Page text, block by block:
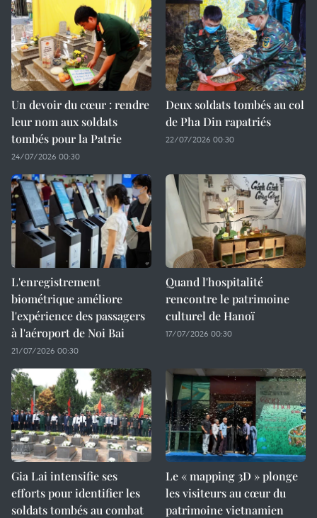
Un devoir du cœur : rendre
leur nom aux soldats
tombés pour la Patrie
24/07/2026 00:30
Deux soldats tombés au col
de Pha Din rapatriés
22/07/2026 00:30
L'enregistrement
biométrique améliore
l'expérience des passagers
à l'aéroport de Noi Bai
21/07/2026 00:30
Quand l'hospitalité
rencontre le patrimoine
culturel de Hanoï
17/07/2026 00:30
Gia Lai intensifie ses
efforts pour identifier les
soldats tombés au combat
Le « mapping 3D » plonge
les visiteurs au cœur du
patrimoine vietnamien